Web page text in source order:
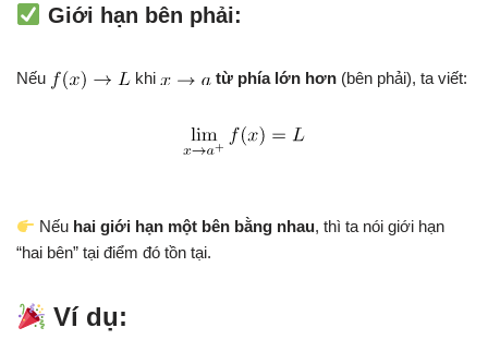
Giới hạn bên phải:
Nếu khi từ phía lớn hơn (bên phải), ta viết:
Nếu hai giới hạn một bên bằng nhau, thì ta nói giới hạn
“hai bên” tại điểm đó tồn tại.
Ví dụ: